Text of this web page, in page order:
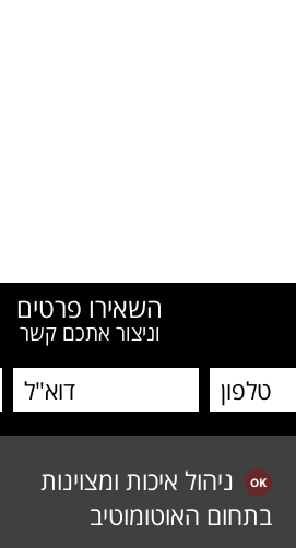
השאירו פרטים
וניצור אתכם קשר
ניהול איכות ומצוינות
בתחום האוטומוטיב